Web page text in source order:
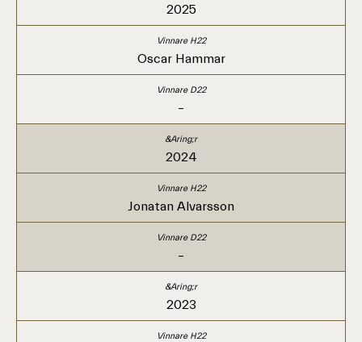
2025
Oscar Hammar
–
2024
Jonatan Alvarsson
–
2023